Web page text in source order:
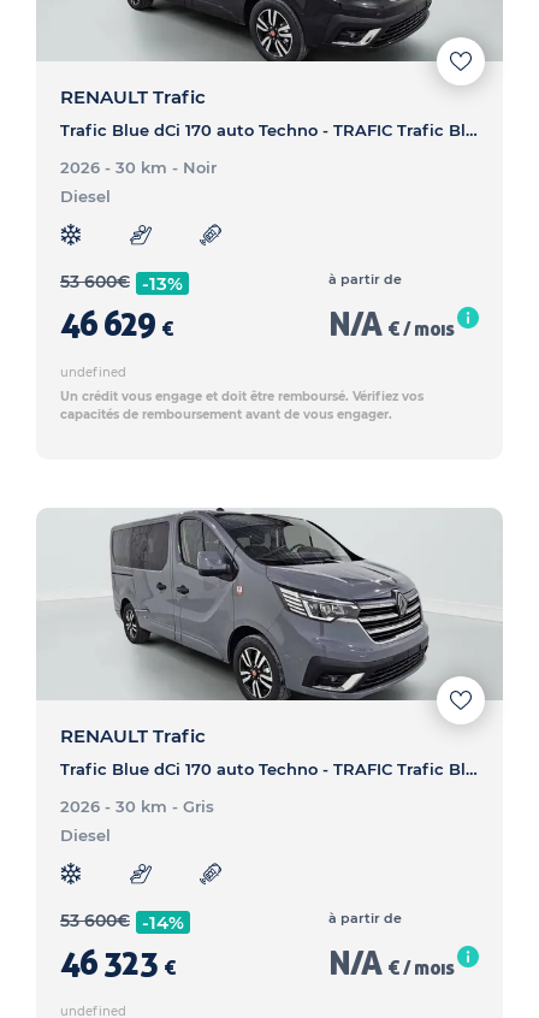
RENAULT Trafic
Trafic Blue dCi 170 auto Techno - TRAFIC Trafic Blue dCi 170 auto Techno
2026 - 30 km - Noir
Diesel
53 600€ -13%
46 629 €
à partir de
N/A € / mois
undefined
Un crédit vous engage et doit être remboursé. Vérifiez vos
capacités de remboursement avant de vous engager.
RENAULT Trafic
Trafic Blue dCi 170 auto Techno - TRAFIC Trafic Blue dCi 170 auto Techno
2026 - 30 km - Gris
Diesel
53 600€ -14%
46 323 €
à partir de
N/A € / mois
undefined